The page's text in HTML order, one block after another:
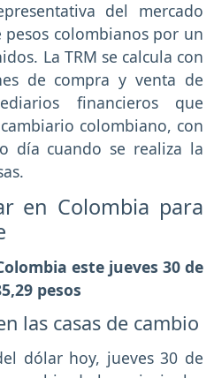
del mercado
pesos colombianos por un
La TRM se calcula con
de compra y venta de
financieros que
colombiano, con
día cuando se realiza la
en Colombia para
este jueves 30 de
pesos
las casas de cambio
dólar hoy, jueves 30 de